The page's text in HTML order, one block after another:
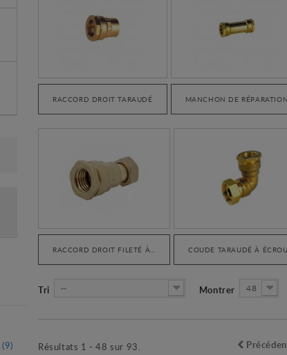
(9)
RACCORD DROIT TARAUDÉ MANCHON DE RÉPARATION
RACCORD DROIT FILETÉ À... COUDE TARAUDÉ À
Tri -- Montrer 48
Résultats 1 - 48 sur 93.